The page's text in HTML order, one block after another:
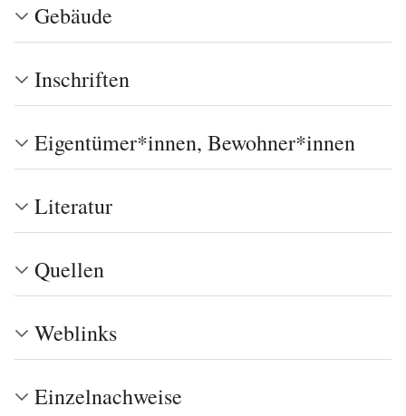
Gebäude
Inschriften
Eigentümer*innen, Bewohner*innen
Literatur
Quellen
Weblinks
Einzelnachweise